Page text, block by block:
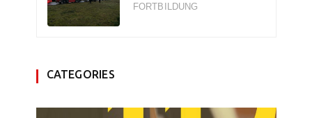
FORTBILDUNG
CATEGORIES